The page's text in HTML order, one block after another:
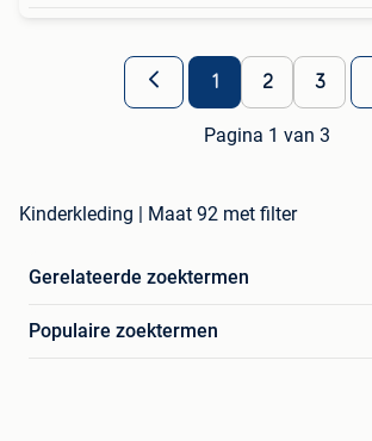
1 2 3
Pagina 1 van 3
Kinderkleding | Maat 92 met filter
Gerelateerde zoektermen
Populaire zoektermen